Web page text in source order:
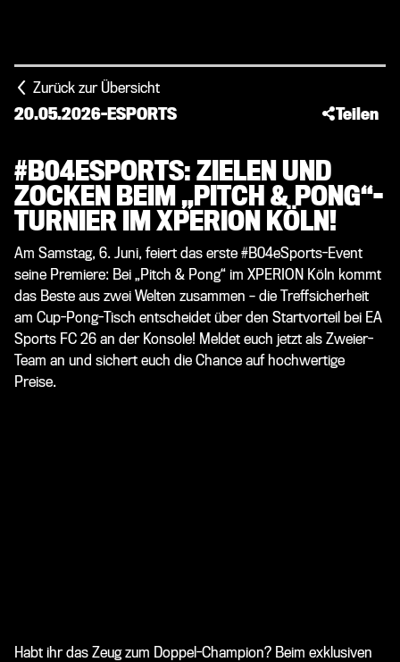
Zurück zur Übersicht
20.05.2026-ESPORTS Teilen
#B04ESPORTS: ZIELEN UND
ZOCKEN BEIM „PITCH & PONG“-
TURNIER IM XPERION KÖLN!
Am Samstag, 6. Juni, feiert das erste #B04eSports-Event
seine Premiere: Bei „Pitch & Pong“ im XPERION Köln kommt
das Beste aus zwei Welten zusammen – die Treffsicherheit
am Cup-Pong-Tisch entscheidet über den Startvorteil bei EA
Sports FC 26 an der Konsole! Meldet euch jetzt als Zweier-
Team an und sichert euch die Chance auf hochwertige
Preise.
Habt ihr das Zeug zum Doppel-Champion? Beim exklusiven